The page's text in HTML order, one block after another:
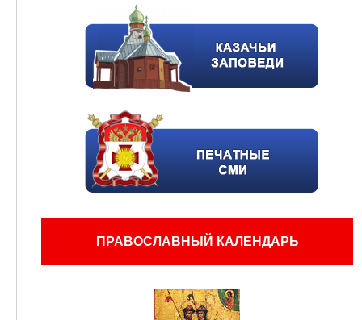
ПРАВОСЛАВНЫЙ КАЛЕНДАРЬ